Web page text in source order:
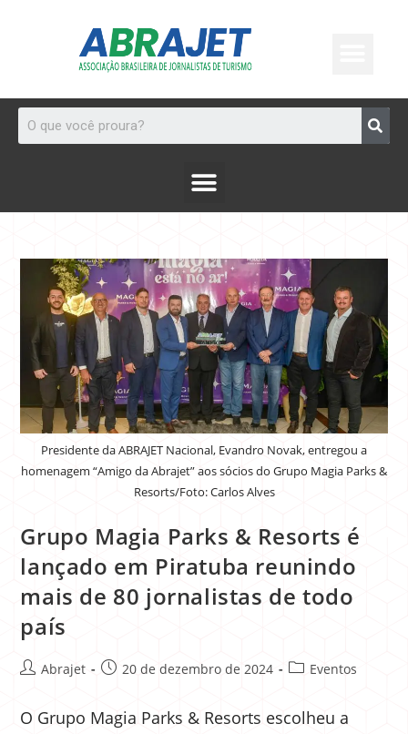
Presidente da ABRAJET Nacional, Evandro Novak, entregou a
homenagem “Amigo da Abrajet” aos sócios do Grupo Magia Parks &
Resorts/Foto: Carlos Alves
Grupo Magia Parks & Resorts é
lançado em Piratuba reunindo
mais de 80 jornalistas de todo
país
Abrajet 20 de dezembro de 2024 Eventos
O Grupo Magia Parks & Resorts escolheu a